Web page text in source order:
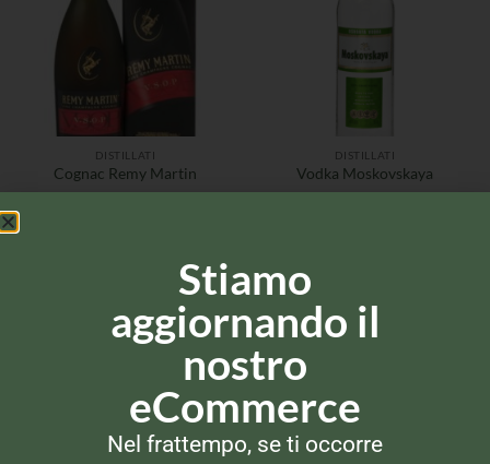
DISTILLATI
Cognac Remy Martin
DISTILLATI
Vodka Moskovskaya
Stiamo
aggiornando il
nostro
eCommerce
Nel frattempo, se ti occorre